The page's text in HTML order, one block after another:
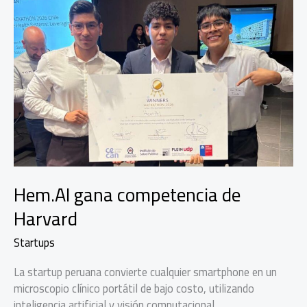
Hem.AI gana competencia de
Harvard
Startups
La startup peruana convierte cualquier smartphone en un
microscopio clínico portátil de bajo costo, utilizando